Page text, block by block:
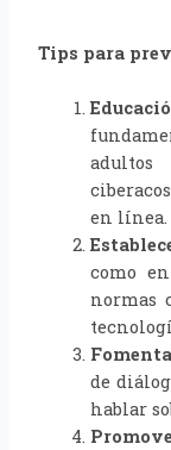
Tips para
en línea.
como
normas
de
hablar